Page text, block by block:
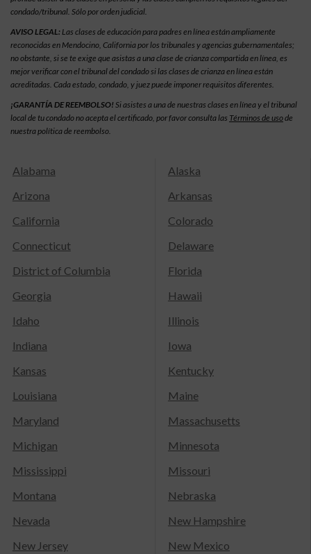
condado/tribunal. Sólo por orden judicial.
AVISO LEGAL:Las clases de educación para padres en línea están ampliamente
reconocidas en Mendocino, California por los tribunales y agencias gubernamentales;
no obstante, si se te exige que asistas a una clase de crianza compartida en línea, es
mejor verificar con el tribunal del condado si las clases de crianza en línea están
acreditadas. Cada estado, condado, y juez puede imponer requisitos diferentes.
¡GARANTÍA DE REEMBOLSO! Si asistes a una de nuestras clases en línea y el tribunal
local de tu condado no acepta el certificado, por favor consulta las Términos de usode
nuestra política de reembolso.
Alabama
Alaska
Arizona
Arkansas
California
Colorado
Connecticut
Delaware
District of Columbia
Florida
Georgia
Hawaii
Idaho
Illinois
Indiana
Iowa
Kansas
Kentucky
Louisiana
Maine
Maryland
Massachusetts
Michigan
Minnesota
Mississippi
Missouri
Montana
Nebraska
Nevada
New Hampshire
New Jersey
New Mexico